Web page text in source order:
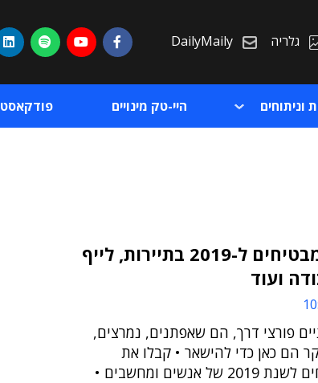
גלריה DailyMaily
וניתוחים היי-טק מינויים פודקאסט
הסטארט-אפים המבטיחים ל-2019 בתיירות, לייף
ועוד
פורצי דרך, הם שאפתנים, נמרצים,
הם כאן כדי להישאר • קבלו את
הסטארט-אפים המבטיחים לשנת 2019 של אנשים ומחשבים •